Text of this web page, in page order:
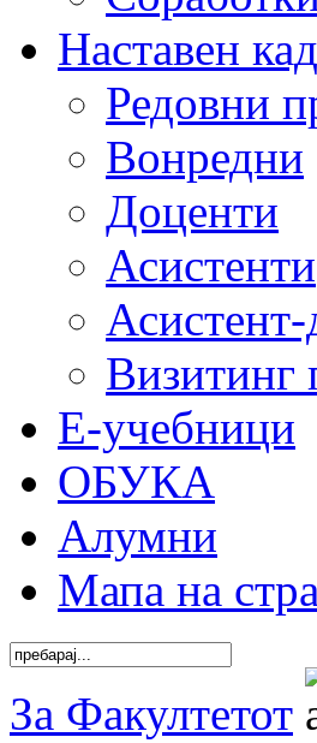
Наставен
Редовни
Вонредни
Доценти
Асистенти
Визитинг
Е-учебници
ОБУКА
Алумни
Мапа на
За Факултетот